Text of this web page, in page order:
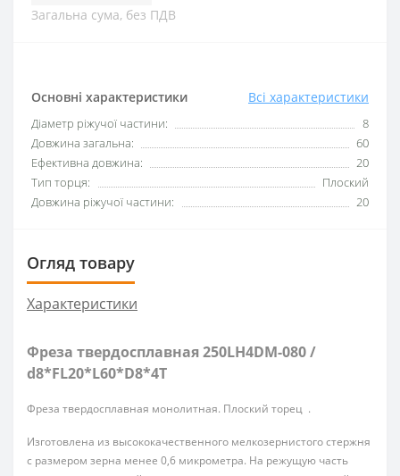
Загальна сума, без ПДВ
Основні характеристики Всі характеристики
Діаметр ріжучої частини:
8
Довжина загальна:
60
Ефективна довжина:
20
Тип торця:
Плоский
Довжина ріжучої частини:
20
Огляд товару
Характеристики
Фреза твердосплавная 250LH4DM-080 /
d8*FL20*L60*D8*4T
Фреза твердосплавная монолитная. Плоский торец .
Изготовлена из высококачественного мелкозернистого стержня
с размером зерна менее 0,6 микрометра. На режущую часть